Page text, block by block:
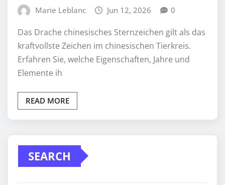
Marie Leblanc Jun 12, 2026 0
Das Drache chinesisches Sternzeichen gilt als das
kraftvollste Zeichen im chinesischen Tierkreis.
Erfahren Sie, welche Eigenschaften, Jahre und
Elemente ih
READ MORE
SEARCH